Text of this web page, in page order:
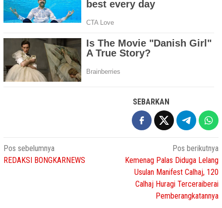
SEBARKAN
Navigasi
pos
Pos sebelumnya
REDAKSI BONGKARNEWS
Pos berikutnya
Kemenag Palas Diduga Lelang
Usulan Manifest Calhaj, 120
Calhaj Huragi Terceraiberai
Pemberangkatannya